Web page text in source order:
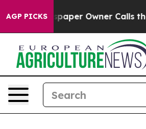
AGP PICKS
Owner Calls the People